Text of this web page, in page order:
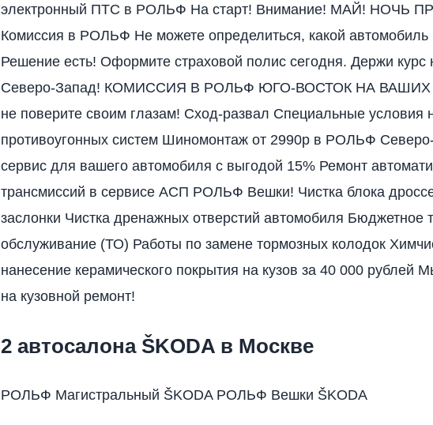
электронный ПТС в РОЛЬФ На старт! Внимание! МАЙ! НОЧЬ
Комиссия в РОЛЬФ Не можете определиться, какой автомобиль
Решение есть! Оформите страховой полис сегодня. Держи
Северо-Запад! КОМИССИЯ В РОЛЬФ ЮГО-ВОСТОК НА
не поверите своим глазам! Сход-развал Специальные условия
противоугонных систем Шиномонтаж от 2990р в РОЛЬФ
сервис для вашего автомобиля с выгодой 15% Ремонт
трансмиссий в сервисе АСП РОЛЬФ Вешки! Чистка блока
заслонки Чистка дренажных отверстий автомобиля Бюджетное
обслуживание (ТО) Работы по замене тормозных колодок
нанесение керамического покрытия на кузов за 40 000 рублей
на кузовной ремонт!
2 автосалона ŠKODA в Москве
РОЛЬФ Магистральный ŠKODA РОЛЬФ Вешки ŠKODA